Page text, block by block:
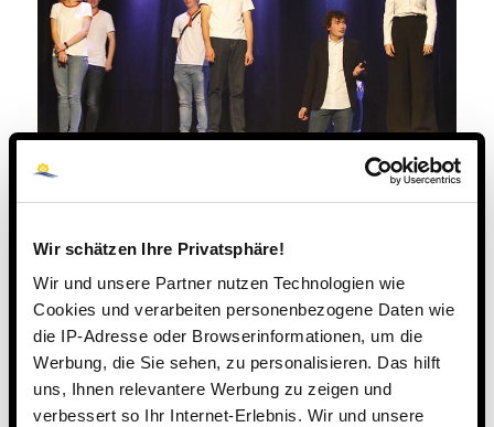
Wir schätzen Ihre Privatsphäre!
Wir und unsere Partner nutzen Technologien wie
Cookies und verarbeiten personenbezogene Daten wie
die IP-Adresse oder Browserinformationen, um die
Werbung, die Sie sehen, zu personalisieren. Das hilft
uns, Ihnen relevantere Werbung zu zeigen und
verbessert so Ihr Internet-Erlebnis. Wir und unsere